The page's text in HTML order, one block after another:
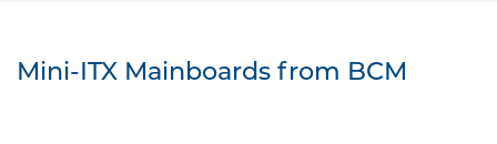
Mini-ITX Mainboards from BCM